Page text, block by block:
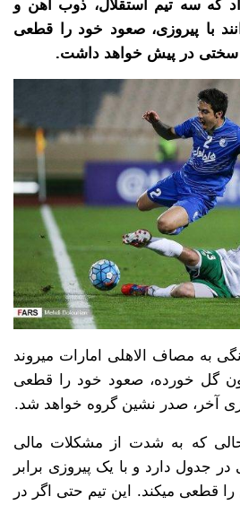
که سه تیم استقلال، ذوب آهن و
با پیروزی، صعود خود را قطعی
سختی در پیش خواهد داشت.
به مصاف الاهلی امارات میروند
گل خورده، صعود خود را قطعی
آخر، صدر نشین گروه خواهد شد.
که به شدت از مشکلات مالی
جدول دارد و با یک پیروزی برابر
قطعی میکند. این تیم حتی اگر در